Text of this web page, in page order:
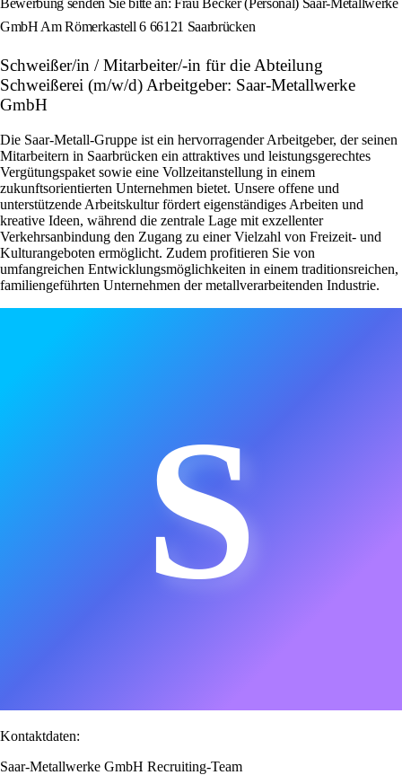
Bewerbung senden Sie bitte an: Frau Becker (Personal) Saar-Metallwerke
GmbH Am Römerkastell 6 66121 Saarbrücken
Schweißer/in / Mitarbeiter/-in für die Abteilung
Schweißerei (m/w/d) Arbeitgeber: Saar-Metallwerke
GmbH
Die Saar-Metall-Gruppe ist ein hervorragender Arbeitgeber, der seinen
Mitarbeitern in Saarbrücken ein attraktives und leistungsgerechtes
Vergütungspaket sowie eine Vollzeitanstellung in einem
zukunftsorientierten Unternehmen bietet. Unsere offene und
unterstützende Arbeitskultur fördert eigenständiges Arbeiten und
kreative Ideen, während die zentrale Lage mit exzellenter
Verkehrsanbindung den Zugang zu einer Vielzahl von Freizeit- und
Kulturangeboten ermöglicht. Zudem profitieren Sie von
umfangreichen Entwicklungsmöglichkeiten in einem traditionsreichen,
familiengeführten Unternehmen der metallverarbeitenden Industrie.
S
Kontaktdaten:
Saar-Metallwerke GmbH Recruiting-Team